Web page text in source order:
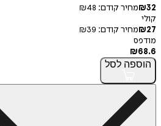
קודם:
₪48
קודם: ₪39
לסל